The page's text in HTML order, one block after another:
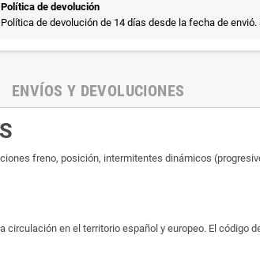
Política de devolución
Política de devolución de 14 días desde la fecha de
ENVÍOS Y DEVOLUCIONES
freno, posición, intermitentes dinámicos
en el territorio español y europeo. El código